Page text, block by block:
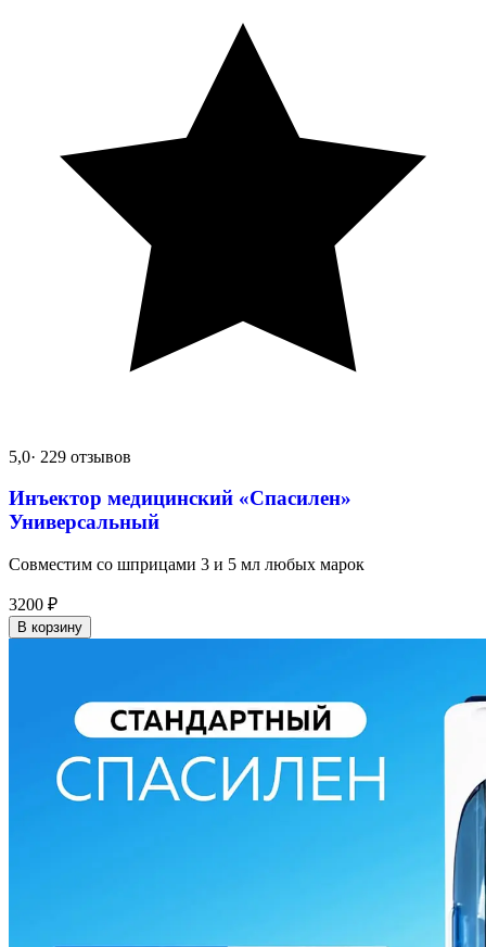
5,0· 229 отзывов
Инъектор медицинский «Спасилен»
Универсальный
Совместим со шприцами 3 и 5 мл любых марок
3200 ₽
В корзину